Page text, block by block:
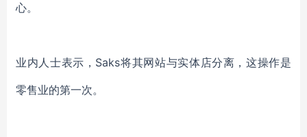
心。
业内人士表示 ， Saks将其网站与实体店分离 ，这操作是
零售业的第一次。